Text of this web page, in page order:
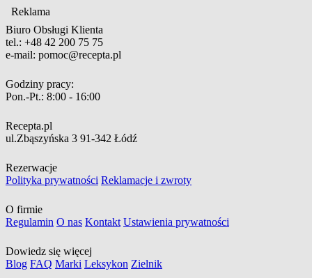
Reklama
Biuro Obsługi Klienta
tel.: +48 42 200 75 75
e-mail: pomoc@recepta.pl
Godziny pracy:
Pon.-Pt.: 8:00 - 16:00
Recepta.pl
ul.Zbąszyńska 3 91-342 Łódź
Rezerwacje
Polityka prywatności Reklamacje i zwroty
O firmie
Regulamin O nas Kontakt Ustawienia prywatności
Dowiedz się więcej
Blog FAQ Marki Leksykon Zielnik